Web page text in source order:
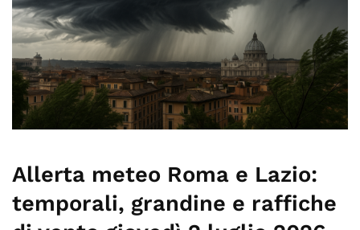
Allerta meteo Roma e Lazio:
temporali, grandine e raffiche